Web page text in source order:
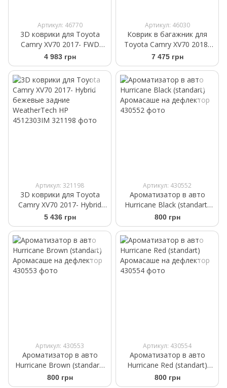
Артикул: 46770
3D коврики для Toyota
Camry XV70 2017- FWD
черные задние
WeatherTech 4412302
4 983 грн
Артикул: 46030
Коврик в багажник для
Toyota Camry XV70 2018-
черный WeatherTech
401064
7 475 грн
Артикул: 321198
3D коврики для Toyota
Camry XV70 2017- Hybrid
бежевые задние
WeatherTech HP
5 436 грн
Артикул: 430552
Ароматизатор в авто
Hurricane Black (standart)
Аромасаше на дефлектор
800 грн
Артикул: 430553
Ароматизатор в авто
Hurricane Brown (standart)
Аромасаше на дефлектор
800 грн
Артикул: 430554
Ароматизатор в авто
Hurricane Red (standart)
Аромасаше на дефлектор
800 грн